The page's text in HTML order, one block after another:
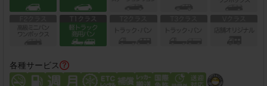
各種サービス